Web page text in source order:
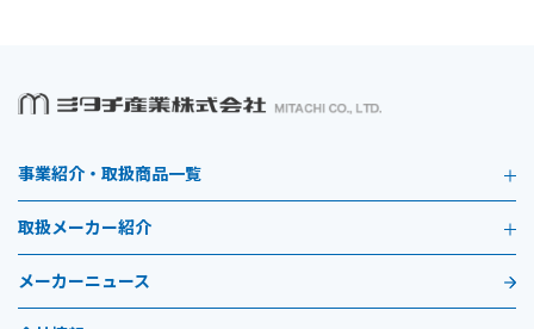
事業紹介・取扱商品一覧
取扱メーカー紹介
メーカーニュース